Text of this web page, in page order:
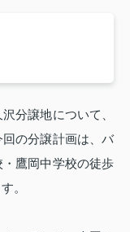
分譲地について、
の分譲計画は、バ
鷹岡中学校の徒歩
。